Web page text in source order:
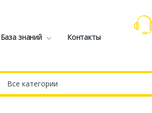
База знаний Контакты